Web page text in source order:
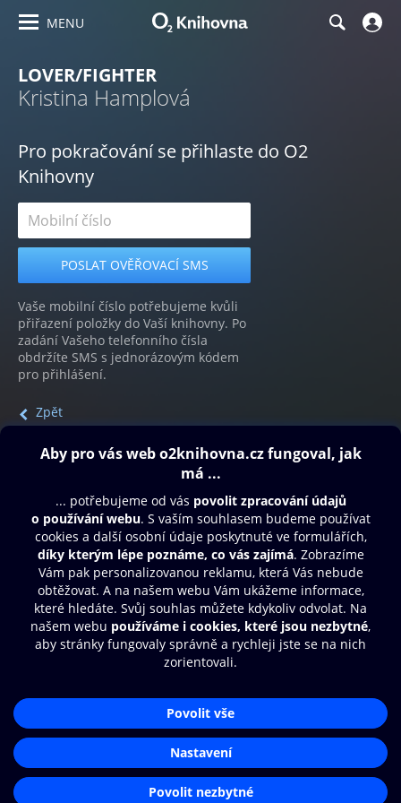
MENU
LOVER/FIGHTER
Kristina Hamplová
Pro pokračování se přihlaste do O2
Knihovny
Vaše mobilní číslo potřebujeme kvůli
přiřazení položky do Vaší knihovny. Po
zadání Vašeho telefonního čísla
obdržíte SMS s jednorázovým kódem
pro přihlášení.
Zpět
Obsah ke stažení
Moje O2 Knihovna
Další zábava
© O2 Czech Republic a.s.
Přístupnost
Zásady zpracování osobních údajů
Nastavení cookies
Aplikace O2 Knihovna
Čti a poslouchej své e-knihy a
audioknihy rychleji a pohodlněji.